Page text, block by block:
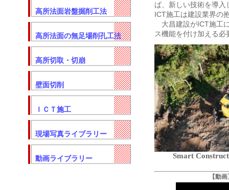
高所法面岩盤掘削工法
高所法面の無足場削孔工法
高所切取・切崩
壁面切削
ＩＣＴ施工
現場写真ライブラリー
動画ライブラリー
ば、新しい技術を導
ICT施工は建設業界の
大昌建設がICT施工
ス機能を付け加える必
Smart
【動